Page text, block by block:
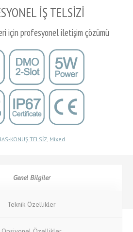
İŞ TELSİZİ
için profesyonel iletişim çözümü
KONUŞ TELSİZ, Mixed
Genel Bilgiler
Teknik Özellikler